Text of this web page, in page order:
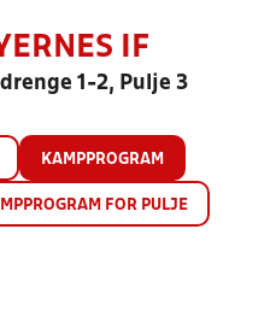
IF
1-2, Pulje 3
KAMPPROGRAM
FOR PULJE